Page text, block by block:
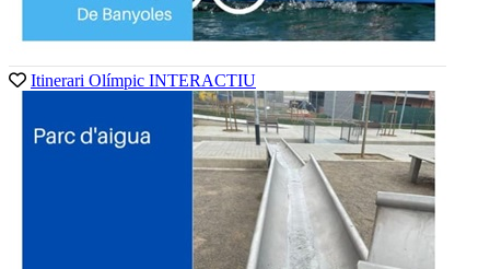
Itinerari Olímpic INTERACTIU